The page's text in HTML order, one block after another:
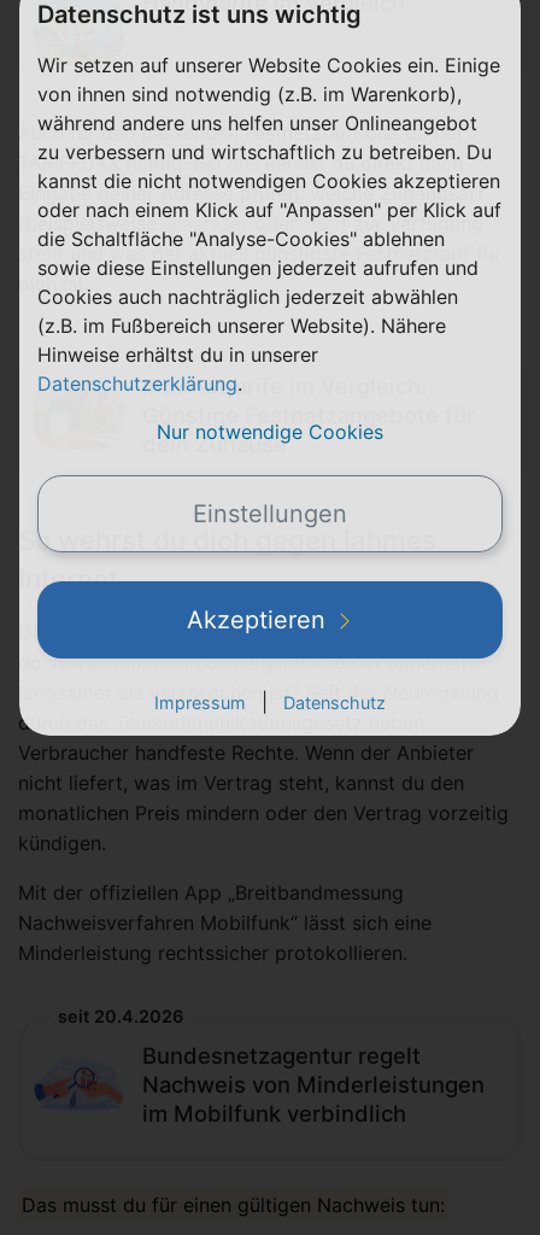
Auch für den passenden Festnetztarif bist du bei
TARIFFUXX richtig. Bei uns kannst du direkt nach
Eingabe deiner Adresse prüfen, welche Zugangsart
(beispielsweiseGlasfaseroderDSL) zur Verfügung
steht und was der aktuell günstigste Festnetztarif für
dich ist.
Internettarife im Vergleich:
dein Zuhause
So wehrst du dich gegen lahmes
Internet
Die Zahlen der Bundesnetzagentur sind das eine –
doch was tun, wenn das eigene Internet dauerhaft
langsamer als versprochen ist? Seit der Neuregelung
durch das Telekommunikationsgesetz haben
Verbraucher handfeste Rechte. Wenn der Anbieter
nicht liefert, was im Vertrag steht, kannst du den
monatlichen Preis mindern oder den Vertrag vorzeitig
kündigen.
Mit der offiziellen App „Breitbandmessung
Nachweisverfahren Mobilfunk“ lässt sich eine
Minderleistung rechtssicher protokollieren.
seit 20.4.2026
Bundesnetzagentur regelt
Nachweis von Minderleistungen
im Mobilfunk verbindlich
Das musst du für einen gültigen Nachweis tun:
Datenschutz ist uns wichtig
Wir setzen auf unserer Website Cookies ein. Einige
von ihnen sind notwendig (z.B. im Warenkorb),
während andere uns helfen unser Onlineangebot
zu verbessern und wirtschaftlich zu betreiben. Du
kannst die nicht notwendigen Cookies akzeptieren
oder nach einem Klick auf "Anpassen" per Klick auf
die Schaltfläche "Analyse-Cookies" ablehnen
sowie diese Einstellungen jederzeit aufrufen und
Cookies auch nachträglich jederzeit abwählen
(z.B. im Fußbereich unserer Website). Nähere
Hinweise erhältst du in unserer
Datenschutzerklärung.
Nur notwendige Cookies
Einstellungen
Akzeptieren
Impressum Datenschutz